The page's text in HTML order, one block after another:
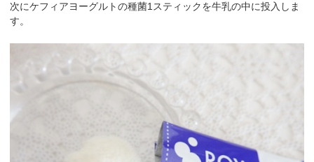
次にケフィアヨーグルトの種菌1スティックを牛乳の中に投入しま
す。